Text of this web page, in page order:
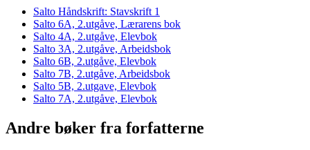
Salto Håndskrift: Stavskrift 1
Salto 6A, 2.utgåve, Lærarens bok
Salto 4A, 2.utgåve, Elevbok
Salto 3A, 2.utgåve, Arbeidsbok
Salto 6B, 2.utgåve, Elevbok
Salto 7B, 2.utgåve, Arbeidsbok
Salto 5B, 2.utgave, Elevbok
Salto 7A, 2.utgåve, Elevbok
Andre bøker fra forfatterne